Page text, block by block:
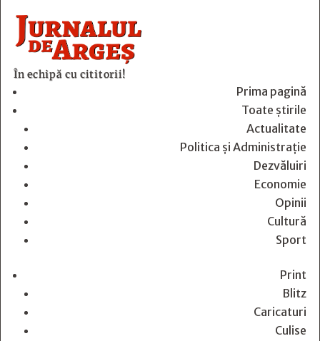
În echipă cu cititorii!
Prima pagină
Toate știrile
Actualitate
Politica și Administrație
Dezvăluiri
Economie
Opinii
Cultură
Sport
Print
Blitz
Caricaturi
Culise